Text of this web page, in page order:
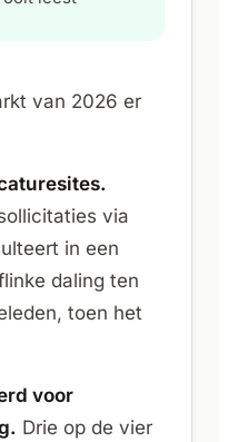
van 2026 er
via
in een
daling ten
toen het
voor
Drie op de vier